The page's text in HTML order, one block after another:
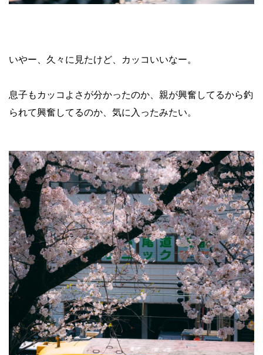
いやー、久々に見たけど、カッコいいなー。
息子もカッコよさが分かったのか、親が興奮してるから釣
られて興奮してるのか、気に入ったみたい。